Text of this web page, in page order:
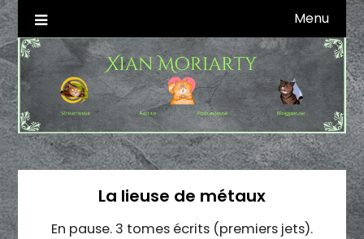
Skip
to
content
Xian Moriarty
Autrice SFFF & Blogueuse & Streameuse Menu
La lieuse de métaux
En pause. 3 tomes écrits (premiers jets).